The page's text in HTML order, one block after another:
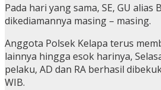
Pada hari yang sama, SE, GU alias
dikediamannya masing – masing.
Anggota Polsek Kelapa terus
lainnya hingga esok harinya,
pelaku, AD dan RA berhasil
WIB.